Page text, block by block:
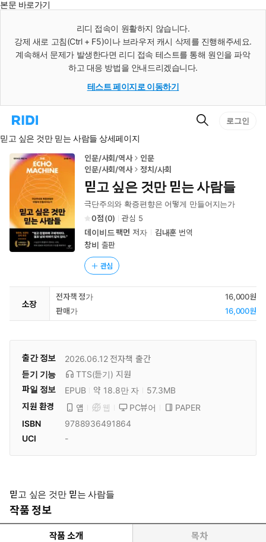
본문 바로가기
리디 접속이 원활하지 않습니다.
강제 새로 고침(Ctrl + F5)이나 브라우저 캐시 삭제를 진행해주세요.
계속해서 문제가 발생한다면 리디 접속 테스트를 통해 원인을 파악
하고 대응 방법을 안내드리겠습니다.
테스트 페이지로 이동하기
리
홈
로
이
동
검
로그인
믿고 싶은 것만 믿는 사람들 상세페이지
인문/사회/역사
인문
인문/사회/역사
정치/사회
믿고 싶은 것만 믿는 사람들
극단주의와 확증편향은 어떻게 만들어지는가
0
(0) 관심 5
데이비드 팩먼 저자 김내훈 번역
창비 출판
관심
소장
전자책 정가
16,000원
판매가
16,000원
출간 정보 2026.06.12 전자책 출간
듣기 기능
TTS(듣기) 지원
파일 정보
EPUB 약 18.8만 자
57.3MB
지원 환경
앱 웹 PC뷰어
PAPER
ISBN
9788936491864
UCI
-
믿고 싶은 것만 믿는 사람들
작품 정보
작품 소개 목차